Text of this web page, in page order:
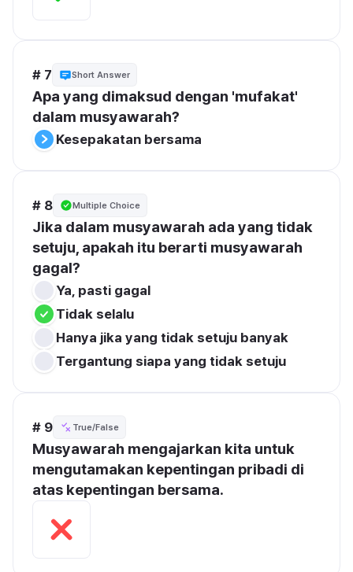
# 7 Short Answer
Apa yang dimaksud dengan 'mufakat'
dalam musyawarah?
Kesepakatan bersama
# 8 Multiple Choice
Jika dalam musyawarah ada yang tidak
setuju, apakah itu berarti musyawarah
gagal?
Ya, pasti gagal
Tidak selalu
Hanya jika yang tidak setuju banyak
Tergantung siapa yang tidak setuju
# 9 True/False
Musyawarah mengajarkan kita untuk
mengutamakan kepentingan pribadi di
atas kepentingan bersama.